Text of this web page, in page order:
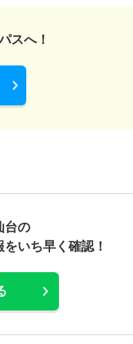
スへ！
台の
いち早く確認！